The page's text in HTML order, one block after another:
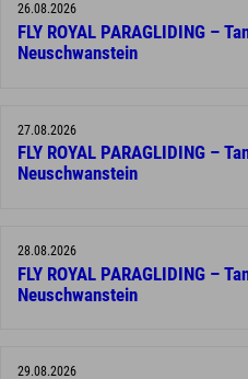
26.08.2026
FLY ROYAL PARAGLIDING –
Neuschwanstein
27.08.2026
FLY ROYAL PARAGLIDING –
Neuschwanstein
28.08.2026
FLY ROYAL PARAGLIDING –
Neuschwanstein
29.08.2026